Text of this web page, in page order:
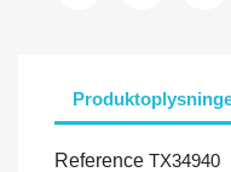
Reference TX34940